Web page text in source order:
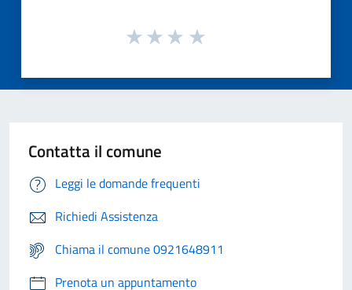
Contatta il comune
Leggi le domande frequenti
Richiedi Assistenza
Chiama il comune 0921648911
Prenota un appuntamento